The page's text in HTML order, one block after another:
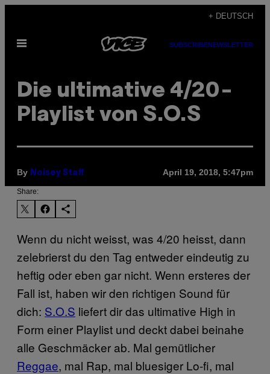
content
+ DEUTSCH
Open
SUBSCRIBENEWSLETTER
Die ultimative 4/20-
Playlist von S.O.S
By Noisey Staff April 19, 2018, 5:47pm
Share:
Wenn du nicht weisst, was 4/20 heisst, dann
zelebrierst du den Tag entweder eindeutig zu
heftig oder eben gar nicht. Wenn ersteres der
Fall ist, haben wir den richtigen Sound für
dich: S.O.S liefert dir das ultimative High in
Form einer Playlist und deckt dabei beinahe
alle Geschmäcker ab. Mal gemütlicher
Reggae, mal Rap, mal bluesiger Lo-fi, mal